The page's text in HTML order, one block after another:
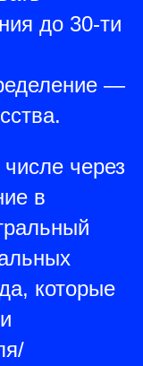
до 30-ти
—
через
в
которые